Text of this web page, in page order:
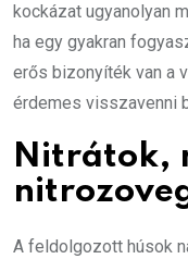
kockázat ugyanolyan
ha egy gyakran
erős bizonyíték van a
érdemes visszavenni
Nitrátok,
A feldolgozott húsok